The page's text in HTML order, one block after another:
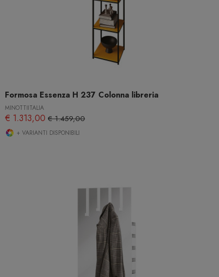
Formosa Essenza H 237 Colonna libreria
MINOTTIITALIA
€ 1.313,00 € 1.459,00
+ VARIANTI DISPONIBILI